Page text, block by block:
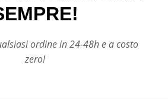
ordine in 24-48h e a costo
zero!